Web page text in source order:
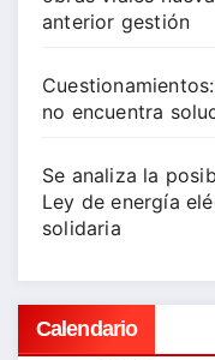
anterior gestión
no encuentra
Se analiza la
Ley de energía
solidaria
Calendario